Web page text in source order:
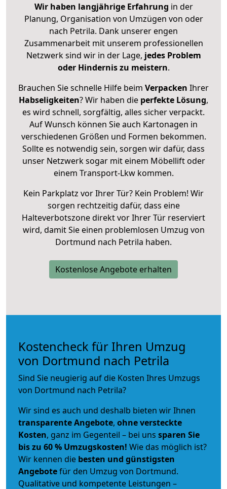
Wir haben langjährige Erfahrung in der
Planung, Organisation von Umzügen von oder
nach Petrila. Dank unserer engen
Zusammenarbeit mit unserem professionellen
Netzwerk sind wir in der Lage, jedes Problem
oder Hindernis zu meistern.
Brauchen Sie schnelle Hilfe beim Verpacken Ihrer
Habseligkeiten? Wir haben die perfekte Lösung,
es wird schnell, sorgfältig, alles sicher verpackt.
Auf Wunsch können Sie auch Kartonagen in
verschiedenen Größen und Formen bekommen.
Sollte es notwendig sein, sorgen wir dafür, dass
unser Netzwerk sogar mit einem Möbellift oder
einem Transport-Lkw kommen.
Kein Parkplatz vor Ihrer Tür? Kein Problem! Wir
sorgen rechtzeitig dafür, dass eine
Halteverbotszone direkt vor Ihrer Tür reserviert
wird, damit Sie einen problemlosen Umzug von
Dortmund nach Petrila haben.
Kostenlose Angebote erhalten
Kostencheck für Ihren Umzug
von Dortmund nach Petrila
Sind Sie neugierig auf die Kosten Ihres Umzugs
von Dortmund nach Petrila?
Wir sind es auch und deshalb bieten wir Ihnen
transparente Angebote, ohne versteckte
Kosten, ganz im Gegenteil – bei uns sparen Sie
bis zu 60 % Umzugskosten! Wie das möglich ist?
Wir kennen die besten und günstigsten
Angebotefür den Umzug von Dortmund.
Qualitative und kompetente Leistungen –